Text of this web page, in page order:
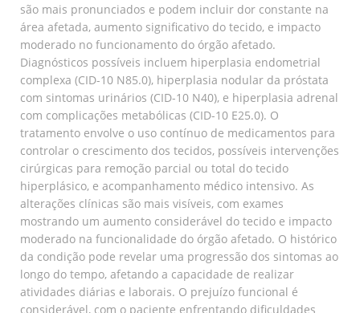
são mais pronunciados e podem incluir dor constante na
área afetada, aumento significativo do tecido, e impacto
moderado no funcionamento do órgão afetado.
Diagnósticos possíveis incluem hiperplasia endometrial
complexa (CID-10 N85.0), hiperplasia nodular da próstata
com sintomas urinários (CID-10 N40), e hiperplasia adrenal
com complicações metabólicas (CID-10 E25.0). O
tratamento envolve o uso contínuo de medicamentos para
controlar o crescimento dos tecidos, possíveis intervenções
cirúrgicas para remoção parcial ou total do tecido
hiperplásico, e acompanhamento médico intensivo. As
alterações clínicas são mais visíveis, com exames
mostrando um aumento considerável do tecido e impacto
moderado na funcionalidade do órgão afetado. O histórico
da condição pode revelar uma progressão dos sintomas ao
longo do tempo, afetando a capacidade de realizar
atividades diárias e laborais. O prejuízo funcional é
considerável, com o paciente enfrentando dificuldades